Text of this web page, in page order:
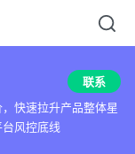
联系
快速拉升产品整体星
风控底线